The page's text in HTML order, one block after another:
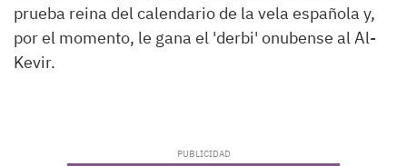
prueba reina del calendario de la vela española y,
por el momento, le gana el 'derbi' onubense al Al-
Kevir.